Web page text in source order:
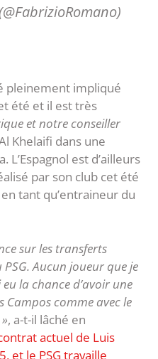
pleinement impliqué
été et il est très
et notre conseiller
Khelaifi dans une
est d’ailleurs
par son club cet été
tant qu’entraineur du
sur les transferts
Aucun joueur que je
eu la chance d’avoir une
Campos comme avec le
, a-t-il lâché en
actuel de Luis
et le PSG travaille